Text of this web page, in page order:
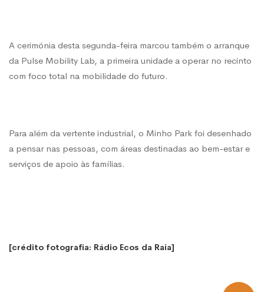
A cerimónia desta segunda-feira marcou também o arranque
da Pulse Mobility Lab, a primeira unidade a operar no recinto
com foco total na mobilidade do futuro.
Para além da vertente industrial, o Minho Park foi desenhado
a pensar nas pessoas, com áreas destinadas ao bem-estar e
serviços de apoio às famílias.
[crédito fotografia: Rádio Ecos da Raia]